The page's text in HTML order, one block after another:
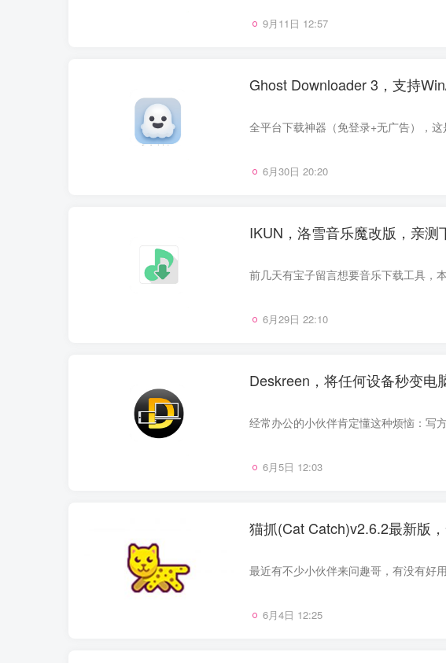
9月11日 12:57
Ghost Downloader 3，支持
6月30日 20:20
IKUN，洛雪音乐魔改版，亲
6月29日 22:10
Deskreen，将任何设备秒变电
6月5日 12:03
猫抓(Cat Catch)v2.6.2最新版
6月4日 12:25